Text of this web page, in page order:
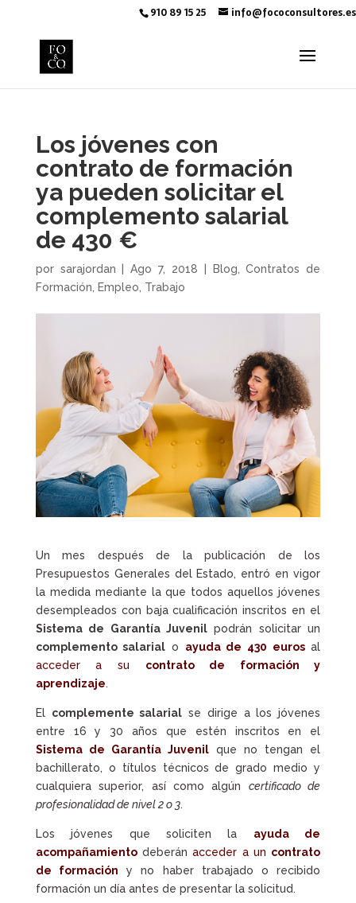
910 89 15 25 info@fococonsultores.es
Los jóvenes con
contrato de formación
ya pueden solicitar el
complemento salarial
de 430 €
por sarajordan |Ago 7, 2018 Blog ,Contratos de
Formación
Empleo Trabajo
Un mes después de la publicación de los
Presupuestos Generales del Estado, entró en vigor
la medida mediante la que todos aquellos jóvenes
desempleados con baja cualificación inscritos en el
Sistema de Garantía Juvenil podrán solicitar un
complemento salarial o ayuda de 430 eurosal
acceder a su contrato de formación y
aprendizaje.
El complemente salarial se dirige a los jóvenes
entre 16 y 30 años que estén inscritos en el
Sistema de Garantía Juvenilque no tengan el
bachillerato, o títulos técnicos de grado medio y
cualquiera superior, así como algún certificado de
profesionalidad de nivel 2 o 3.
Los jóvenes que soliciten la ayuda de
acompañamientodeberánacceder a un contrato
de formación y no haber trabajado o recibido
formación un día antes de presentar la solicitud.